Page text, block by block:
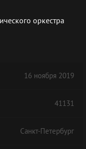
оркестра
16 ноября 2019
41131
Санкт-Петербург